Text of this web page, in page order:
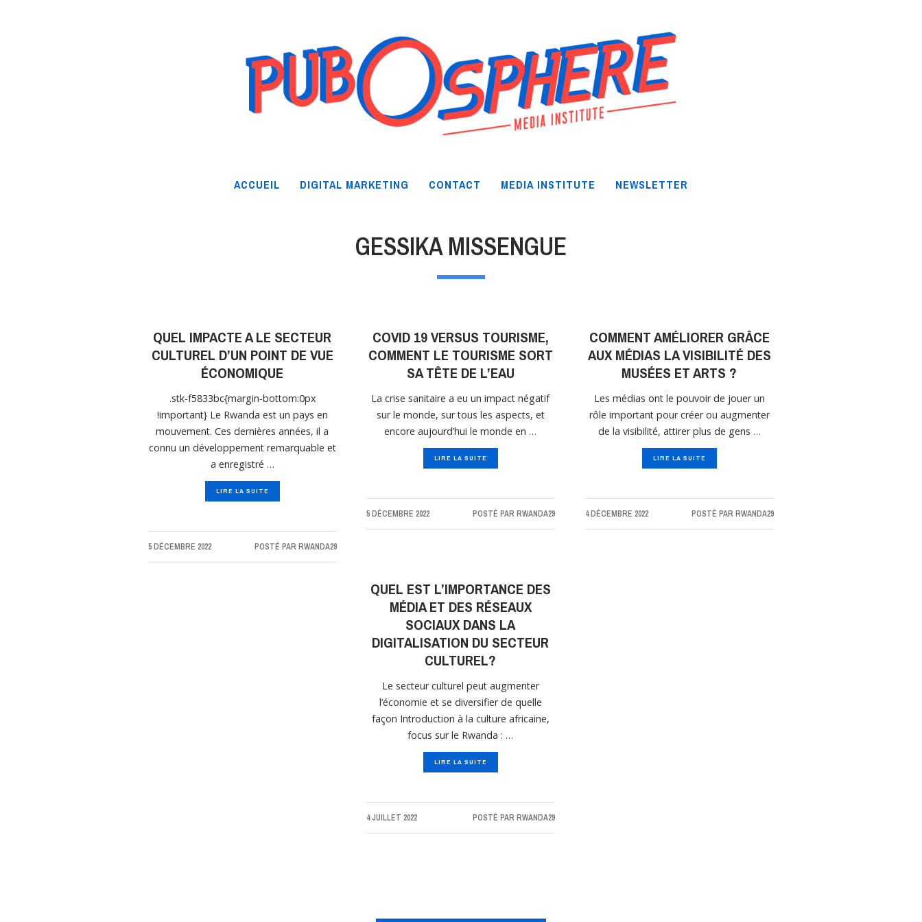
ACCUEIL DIGITAL MARKETING CONTACT MEDIA INSTITUTE NEWSLETTER
GESSIKA MISSENGUE
QUEL IMPACTE A LE SECTEUR
CULTUREL D’UN POINT DE VUE
ÉCONOMIQUE
.stk-f5833bc{margin-bottom:0px
!important} Le Rwanda est un pays en
mouvement. Ces dernières années, il a
connu un développement remarquable et
a enregistré …
LIRE LA SUITE
5 DÉCEMBRE 2022 POSTÉ PAR RWANDA29
COVID 19 VERSUS TOURISME,
COMMENT LE TOURISME SORT
SA TÊTE DE L’EAU
La crise sanitaire a eu un impact négatif
sur le monde, sur tous les aspects, et
encore aujourd’hui le monde en …
LIRE LA SUITE
5 DÉCEMBRE 2022 POSTÉ PAR RWANDA29
COMMENT AMÉLIORER GRÂCE
AUX MÉDIAS LA VISIBILITÉ DES
MUSÉES ET ARTS ?
Les médias ont le pouvoir de jouer un
rôle important pour créer ou augmenter
de la visibilité, attirer plus de gens …
LIRE LA SUITE
4 DÉCEMBRE 2022 POSTÉ PAR RWANDA29
QUEL EST L’IMPORTANCE DES
MÉDIA ET DES RÉSEAUX
SOCIAUX DANS LA
DIGITALISATION DU SECTEUR
CULTUREL?
Le secteur culturel peut augmenter
l’économie et se diversifier de quelle
façon Introduction à la culture africaine,
focus sur le Rwanda : …
LIRE LA SUITE
4 JUILLET 2022 POSTÉ PAR RWANDA29